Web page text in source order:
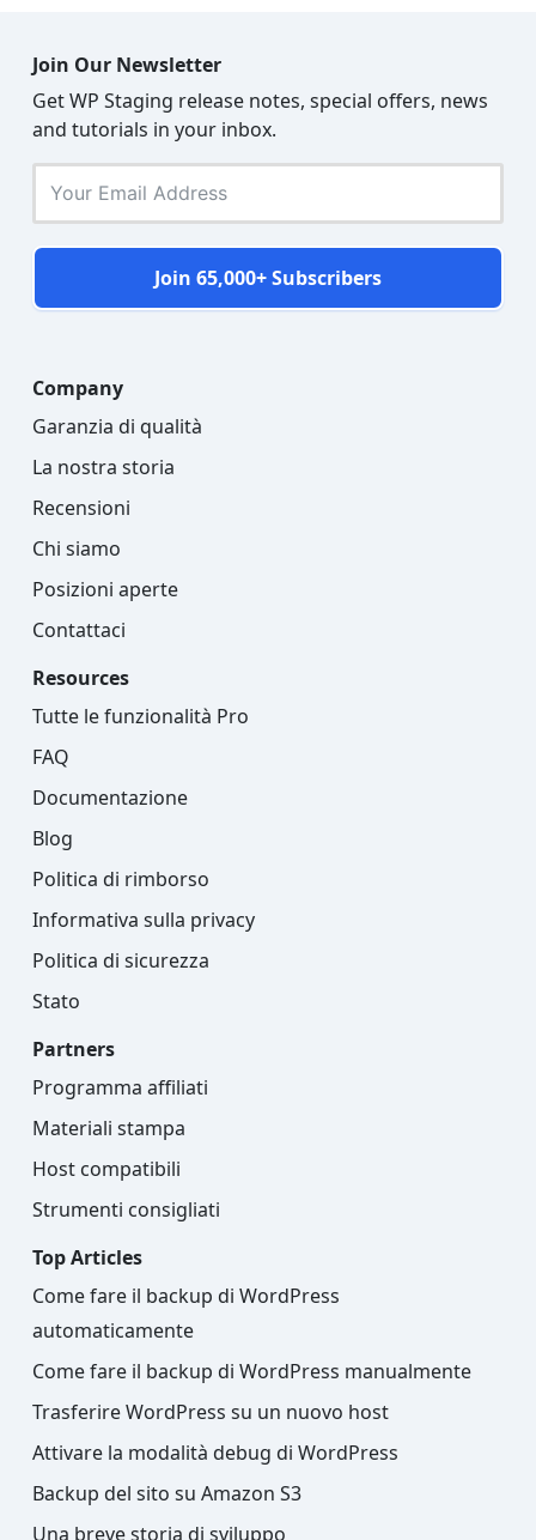
Join Our Newsletter
Get WP Staging release notes, special offers, news
and tutorials in your inbox.
Join 65,000+ Subscribers
Company
Garanzia di qualità
La nostra storia
Recensioni
Chi siamo
Posizioni aperte
Contattaci
Resources
Tutte le funzionalità Pro
FAQ
Documentazione
Blog
Politica di rimborso
Informativa sulla privacy
Politica di sicurezza
Stato
Partners
Programma affiliati
Materiali stampa
Host compatibili
Strumenti consigliati
Top Articles
Come fare il backup di WordPress
automaticamente
Come fare il backup di WordPress manualmente
Trasferire WordPress su un nuovo host
Attivare la modalità debug di WordPress
Backup del sito su Amazon S3
Una breve storia di sviluppo